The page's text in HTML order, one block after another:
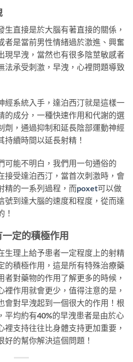
生直接是於大腦有著直接的關係，
者是當前男性情緒過於激進、興奮
現早洩，當然也有很多陰莖敏感者
法承受刺激，早洩，心裡問題導致
經系統入手，達泊西汀就是這樣一
的成分，一種快速作用和代謝的選
劑，通過抑制和延長陰部運動神經
持續時間以延長射精！
可能不明白，我們用一句通俗的
接受達泊西汀，當首次刺激時，會
精的一系列過程，而poxet可以做
號到達大腦的速度和程度，從而達
！
定的積極作用
生理上給予患者一定程度上的射精
的積極作用，這是所有特殊治療藥
者對藥物的作用了解更多的時候，
裡作用就會更少，值得注意的是，
會對早洩起到一個很大的作用！根
平均約有40%的早洩患者是由於心
裡支持往往比身體支持更加重要，
好的幫你解決這個問題！